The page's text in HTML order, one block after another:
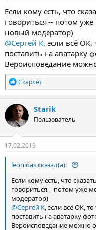
Если кому есть, что
говориться -- потом уже
новый модератор)
@Сергей К, если всё ОК,
поставить на аватарку
Вероисповедание можно
Р
е
а
к
ц
и
и
:
Скарлет
Starik
Пользователь
17.02.2019
leonidas сказал(а):
Если кому есть, что
говориться -- потом уже
модератор)
@Сергей К , если всё ОК,
поставить на аватарку
Вероисповедание можно